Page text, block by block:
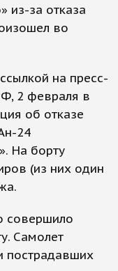
из-за отказа
во
на пресс-
2 февраля в
об отказе
24
На борту
(из них один
совершило
Самолет
пострадавших